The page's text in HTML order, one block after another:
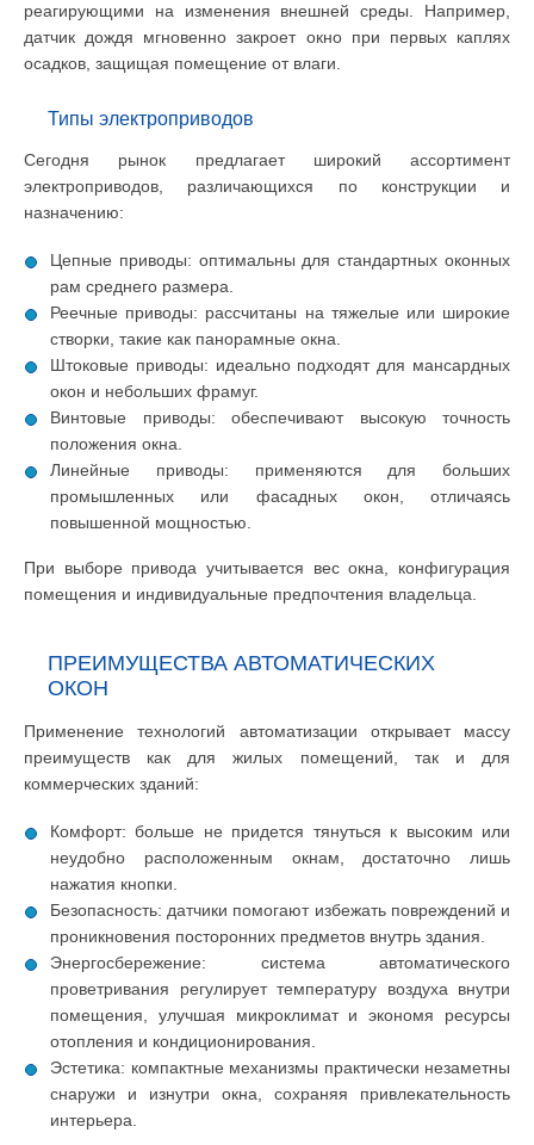
реагирующими на изменения внешней среды. Например,
датчик дождя мгновенно закроет окно при первых каплях
осадков, защищая помещение от влаги.
Типы электроприводов
Сегодня рынок предлагает широкий ассортимент
электроприводов, различающихся по конструкции и
назначению:
Цепные приводы: оптимальны для стандартных оконных
рам среднего размера.
Реечные приводы: рассчитаны на тяжелые или широкие
створки, такие как панорамные окна.
Штоковые приводы: идеально подходят для мансардных
окон и небольших фрамуг.
Винтовые приводы: обеспечивают высокую точность
положения окна.
Линейные приводы: применяются для больших
промышленных или фасадных окон, отличаясь
повышенной мощностью.
При выборе привода учитывается вес окна, конфигурация
помещения и индивидуальные предпочтения владельца.
ПРЕИМУЩЕСТВА АВТОМАТИЧЕСКИХ
ОКОН
Применение технологий автоматизации открывает массу
преимуществ как для жилых помещений, так и для
коммерческих зданий:
Комфорт: больше не придется тянуться к высоким или
неудобно расположенным окнам, достаточно лишь
нажатия кнопки.
Безопасность: датчики помогают избежать повреждений и
проникновения посторонних предметов внутрь здания.
Энергосбережение: система автоматического
проветривания регулирует температуру воздуха внутри
помещения, улучшая микроклимат и экономя ресурсы
отопления и кондиционирования.
Эстетика: компактные механизмы практически незаметны
снаружи и изнутри окна, сохраняя привлекательность
интерьера.